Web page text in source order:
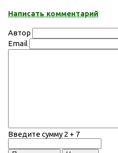
Написать комментарий
Автор
Email
Введите сумму 2 + 7